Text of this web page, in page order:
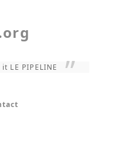
LE PIPELINE